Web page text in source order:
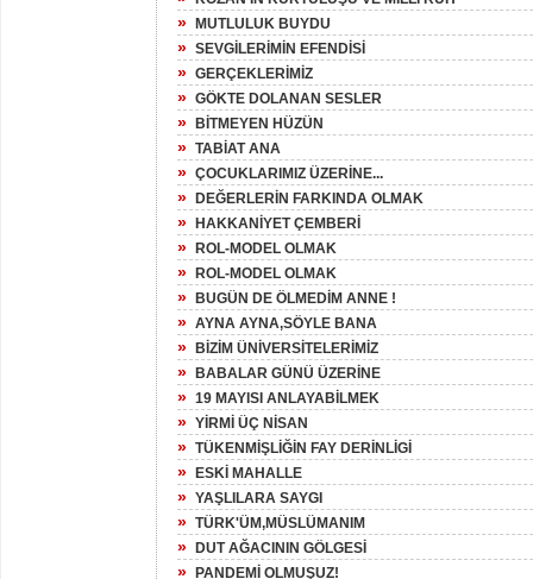
» MUTLULUK BUYDU
» SEVGİLERİMİN EFENDİSİ
» GERÇEKLERİMİZ
» GÖKTE DOLANAN SESLER
» BİTMEYEN HÜZÜN
» TABİAT ANA
» ÇOCUKLARIMIZ ÜZERİNE...
» DEĞERLERİN FARKINDA OLMAK
» HAKKANİYET ÇEMBERİ
» ROL-MODEL OLMAK
» ROL-MODEL OLMAK
» BUGÜN DE ÖLMEDİM ANNE !
» AYNA AYNA,SÖYLE BANA
» BİZİM ÜNİVERSİTELERİMİZ
» BABALAR GÜNÜ ÜZERİNE
» 19 MAYISI ANLAYABİLMEK
» YİRMİ ÜÇ NİSAN
» TÜKENMİŞLİĞİN FAY DERİNLİGİ
» ESKİ MAHALLE
» YAŞLILARA SAYGI
» TÜRK'ÜM,MÜSLÜMANIM
» DUT AĞACININ GÖLGESİ
» PANDEMİ OLMUŞUZ!